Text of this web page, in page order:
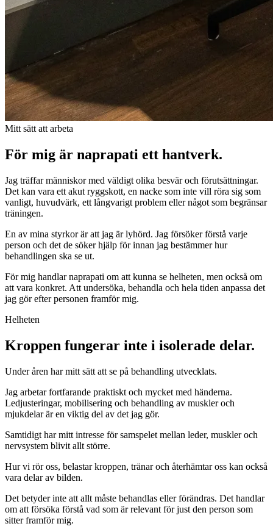
Mitt sätt att arbeta
För mig är naprapati ett hantverk.
Jag träffar människor med väldigt olika besvär och förutsättningar.
Det kan vara ett akut ryggskott, en nacke som inte vill röra sig som
vanligt, huvudvärk, ett långvarigt problem eller något som begränsar
träningen.
En av mina styrkor är att jag är lyhörd. Jag försöker förstå varje
person och det de söker hjälp för innan jag bestämmer hur
behandlingen ska se ut.
För mig handlar naprapati om att kunna se helheten, men också om
att vara konkret. Att undersöka, behandla och hela tiden anpassa det
jag gör efter personen framför mig.
Helheten
Kroppen fungerar inte i isolerade delar.
Under åren har mitt sätt att se på behandling utvecklats.
Jag arbetar fortfarande praktiskt och mycket med händerna.
Ledjusteringar, mobilisering och behandling av muskler och
mjukdelar är en viktig del av det jag gör.
Samtidigt har mitt intresse för samspelet mellan leder, muskler och
nervsystem blivit allt större.
Hur vi rör oss, belastar kroppen, tränar och återhämtar oss kan också
vara delar av bilden.
Det betyder inte att allt måste behandlas eller förändras. Det handlar
om att försöka förstå vad som är relevant för just den person som
sitter framför mig.